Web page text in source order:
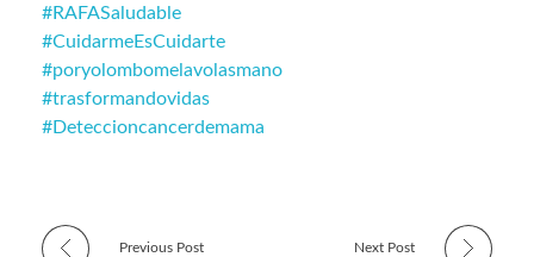
#RAFASaludable
#CuidarmeEsCuidarte
#poryolombomelavolasmano
#trasformandovidas
#Deteccioncancerdemama
Previous Post Next Post